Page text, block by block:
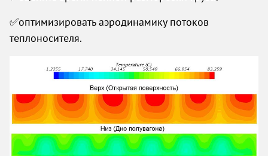
✅оптимизировать аэродинамику потоков
теплоносителя.